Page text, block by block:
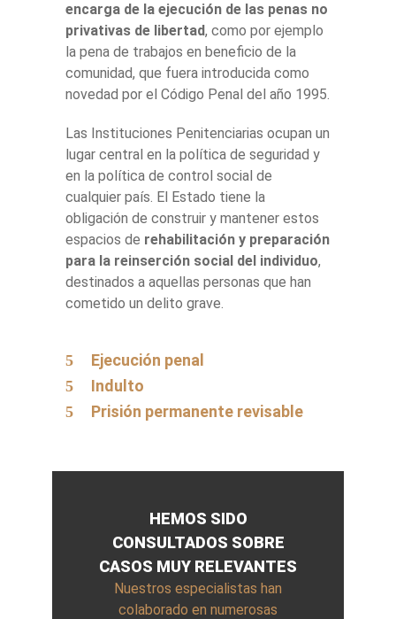
encarga de la ejecución de las penas no
privativas de libertad, como por ejemplo
la pena de trabajos en beneficio de la
comunidad, que fuera introducida como
novedad por el Código Penal del año 1995.
Las Instituciones Penitenciarias ocupan un
lugar central en la política de seguridad y
en la política de control social de
cualquier país. El Estado tiene la
obligación de construir y mantener estos
espacios de rehabilitación y preparación
para la reinserción social del individuo,
destinados a aquellas personas que han
cometido un delito grave.
Ejecución penal
Indulto
Prisión permanente revisable
HEMOS SIDO
CONSULTADOS SOBRE
CASOS MUY RELEVANTES
Nuestros especialistas han
colaborado en numerosas